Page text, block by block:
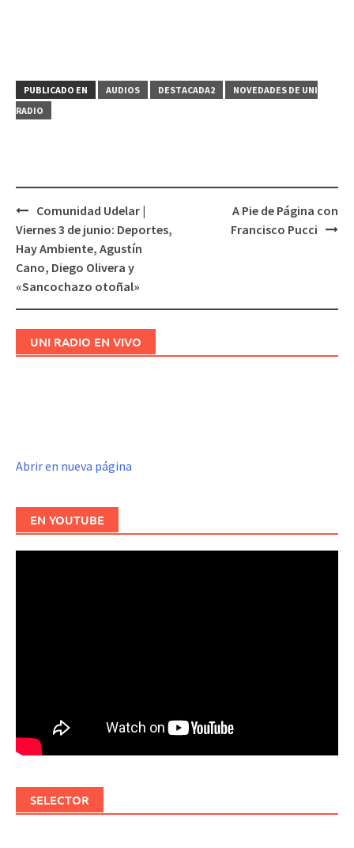
PUBLICADO EN AUDIOS DESTACADA2
NOVEDADES DE UNI
RADIO
Navegación
de
entradas
Comunidad Udelar |
Viernes 3 de junio: Deportes,
Hay Ambiente, Agustín
Cano, Diego Olivera y
«Sancochazo otoñal»
A Pie de Página con
Francisco Pucci
UNI RADIO EN VIVO
Abrir en nueva página
EN YOUTUBE
SELECTOR